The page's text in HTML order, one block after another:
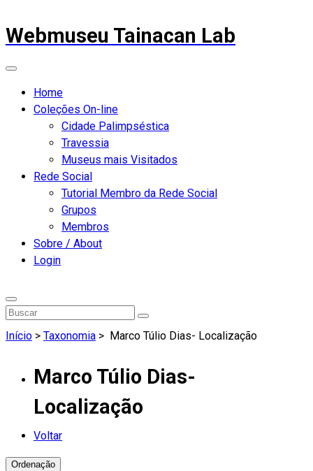
Webmuseu Tainacan Lab
Home
Coleções On-line
Cidade Palimpséstica
Travessia
Museus mais Visitados
Rede Social
Tutorial Membro da Rede Social
Grupos
Membros
Sobre / About
Login
Início > Taxonomia > Marco Túlio Dias- Localização
Marco Túlio Dias-
Localização
Voltar
Ordenação